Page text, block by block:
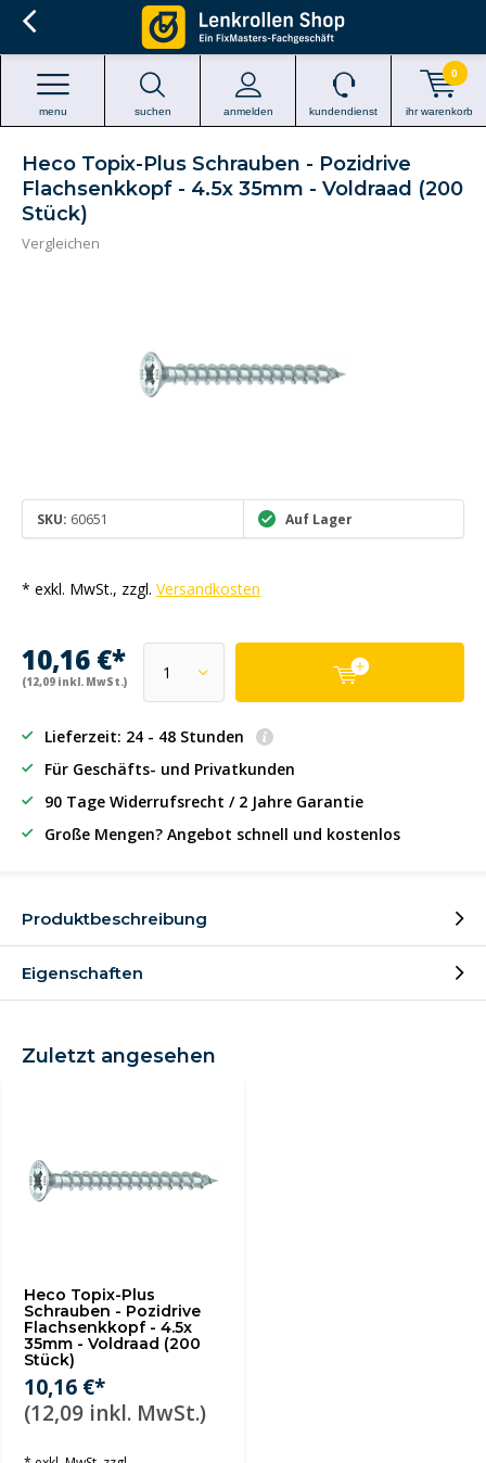
suchen anmelden
menu kundendienst ihr warenkorb
0
Heco Topix-Plus Schrauben - Pozidrive
Flachsenkkopf - 4.5x 35mm - Voldraad (200
Stück)
Vergleichen
SKU: 60651 Auf Lager
* exkl. MwSt., zzgl. Versandkosten
10,16 €*
(12,09 inkl. MwSt.)
Lieferzeit: 24 - 48 Stunden
Für Geschäfts- und Privatkunden
90 Tage Widerrufsrecht / 2 Jahre Garantie
Große Mengen? Angebot schnell und kostenlos
Produktbeschreibung
Eigenschaften
Zuletzt angesehen
Heco Topix-Plus
Schrauben - Pozidrive
Flachsenkkopf - 4.5x
35mm - Voldraad (200
Stück)
10,16 €*
(12,09 inkl. MwSt.)